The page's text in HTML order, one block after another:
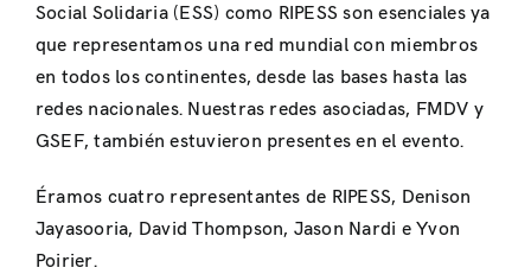
Social Solidaria (ESS) como RIPESS son esenciales ya
que representamos una red mundial con miembros
en todos los continentes, desde las bases hasta las
redes nacionales. Nuestras redes asociadas, FMDV y
GSEF, también estuvieron presentes en el evento.
Éramos cuatro representantes de RIPESS, Denison
Jayasooria, David Thompson, Jason Nardi e Yvon
Poirier.